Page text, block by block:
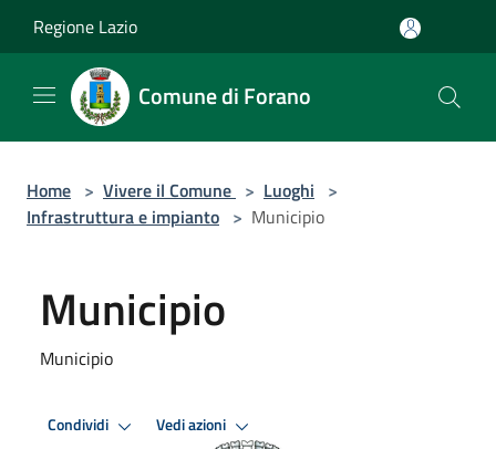
Regione Lazio
Comune di Forano
Home > Vivere il Comune > Luoghi >
Infrastruttura e impianto > Municipio
Municipio
Municipio
Condividi Vedi azioni